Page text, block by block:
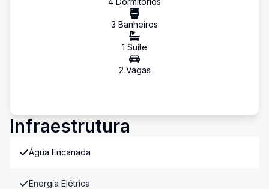
3 Banheiros
1 Suíte
2 Vagas
Infraestrutura
Água Encanada
Energia Elétrica